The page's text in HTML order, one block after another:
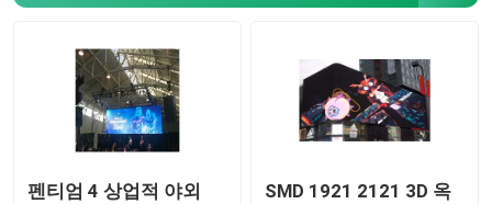
펜티엄 4 상업적 야외
SMD 1921 2121 3D 옥